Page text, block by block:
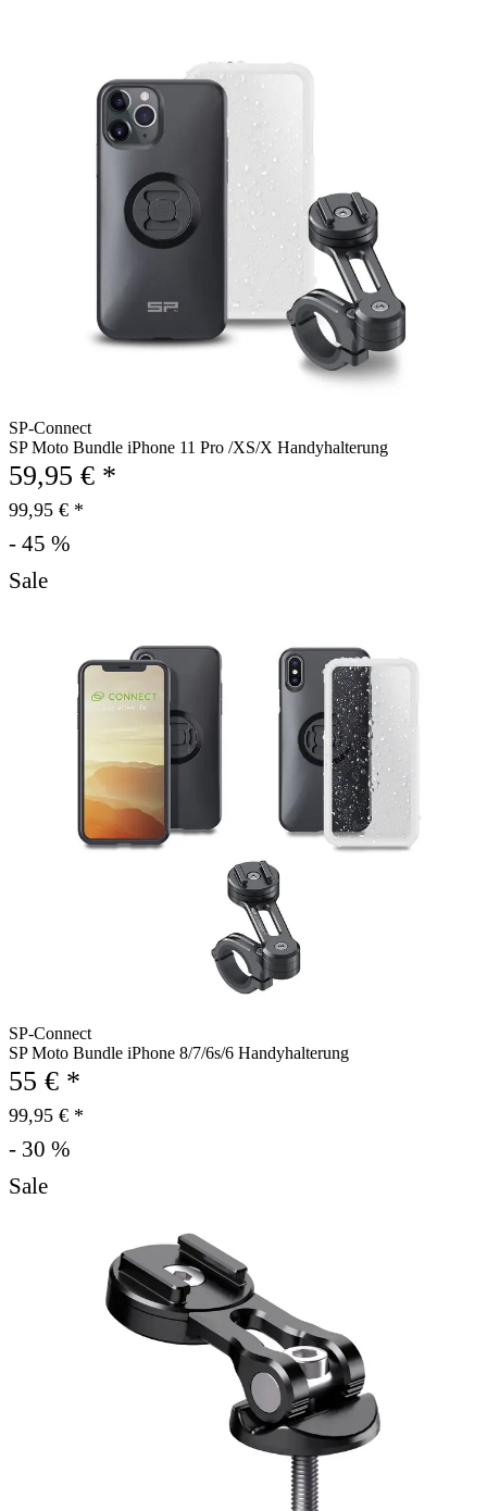
SP-Connect
SP Moto Bundle iPhone 11 Pro /XS/X Handyhalterung
59,95 € *
99,95 € *
- 45 %
Sale
SP-Connect
SP Moto Bundle iPhone 8/7/6s/6 Handyhalterung
55 € *
99,95 € *
- 30 %
Sale